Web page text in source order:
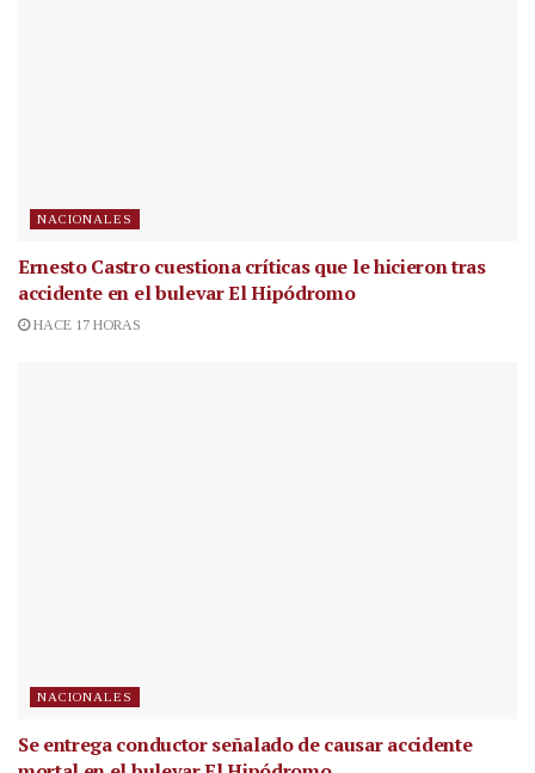
NACIONALES
Ernesto Castro cuestiona críticas que le hicieron tras
accidente en el bulevar El Hipódromo
HACE 17 HORAS
NACIONALES
Se entrega conductor señalado de causar accidente